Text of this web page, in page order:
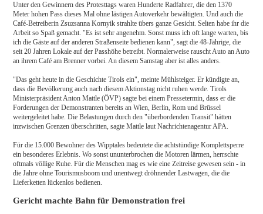
Unter den Gewinnern des Protesttags waren Hunderte Radfahrer, die den 1370
Meter hohen Pass dieses Mal ohne lästigen Autoverkehr bewältigten. Und auch die
Café-Betreiberin Zsuzsanna Kornyik strahlte übers ganze Gesicht. Selten habe ihr die
Arbeit so Spaß gemacht. "Es ist sehr angenehm. Sonst muss ich oft lange warten, bis
ich die Gäste auf der anderen Straßenseite bedienen kann", sagt die 48-Jährige, die
seit 20 Jahren Lokale auf der Passhöhe betreibt. Normalerweise rauscht Auto an Auto
an ihrem Café am Brenner vorbei. An diesem Samstag aber ist alles anders.
"Das geht heute in die Geschichte Tirols ein", meinte Mühlsteiger. Er kündigte an,
dass die Bevölkerung auch nach diesem Aktionstag nicht ruhen werde. Tirols
Ministerpräsident Anton Mattle (ÖVP) sagte bei einem Pressetermin, dass er die
Forderungen der Demonstranten bereits an Wien, Berlin, Rom und Brüssel
weitergeleitet habe. Die Belastungen durch den "überbordenden Transit" hätten
inzwischen Grenzen überschritten, sagte Mattle laut Nachrichtenagentur APA.
Für die 15.000 Bewohner des Wipptales bedeutete die achtstündige Komplettsperre
ein besonderes Erlebnis. Wo sonst ununterbrochen die Motoren lärmen, herrschte
oftmals völlige Ruhe. Für die Menschen mag es wie eine Zeitreise gewesen sein - in
die Jahre ohne Tourismusboom und unentwegt dröhnender Lastwagen, die die
Lieferketten lückenlos bedienen.
Gericht machte Bahn für Demonstration frei